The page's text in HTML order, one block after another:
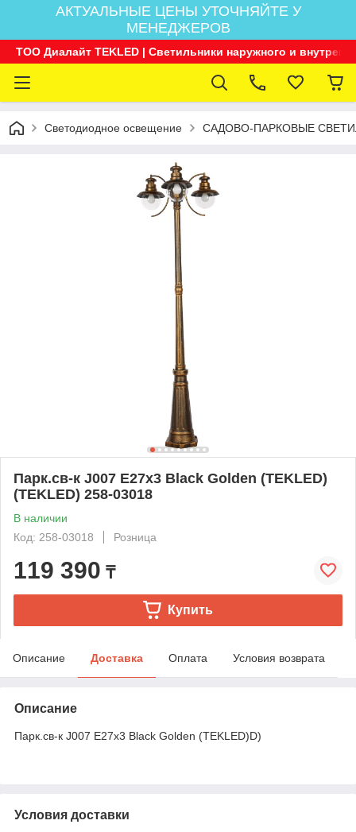
АКТУАЛЬНЫЕ ЦЕНЫ УТОЧНЯЙТЕ У
МЕНЕДЖЕРОВ
ТОО Диалайт TEKLED | Светильники наружного и
Светодиодное освещение САДОВО-ПАРКОВЫЕ
Парк.св-к J007 E27x3 Black Golden (TEKLED)
(TEKLED) 258-03018
В наличии
Код: 258-03018
Розница
119 390 ₸
Купить
Описание Доставка Оплата Условия возврата
Описание
Парк.св-к J007 E27x3 Black Golden (TEKLED)D)
Условия доставки